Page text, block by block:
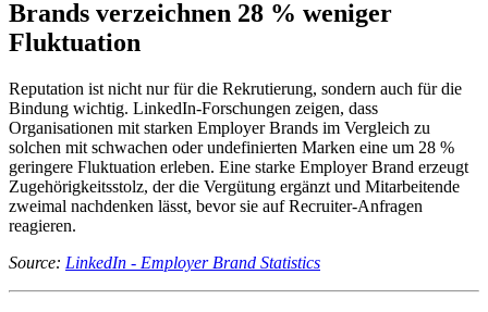
Brands verzeichnen 28 % weniger
Fluktuation
Reputation ist nicht nur für die Rekrutierung, sondern auch für die
Bindung wichtig. LinkedIn-Forschungen zeigen, dass
Organisationen mit starken Employer Brands im Vergleich zu
solchen mit schwachen oder undefinierten Marken eine um 28 %
geringere Fluktuation erleben. Eine starke Employer Brand erzeugt
Zugehörigkeitsstolz, der die Vergütung ergänzt und Mitarbeitende
zweimal nachdenken lässt, bevor sie auf Recruiter-Anfragen
reagieren.
Source: LinkedIn - Employer Brand Statistics